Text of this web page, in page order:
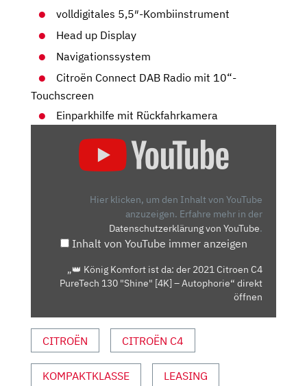
volldigitales 5,5″-Kombiinstrument
Head up Display
Navigationssystem
Citroën Connect DAB Radio mit 10“-
Touchscreen
Einparkhilfe mit Rückfahrkamera
KOMFORT
CITROEN
PURETECH
[4K]
AUTOPHORIE“
VON
Hier klicken, um den Inhalt von YouTube
anzuzeigen. Erfahre mehr in der
Datenschutzerklärung von YouTube.
Inhalt von YouTube immer anzeigen
„👑 König Komfort ist da: der 2021 Citroen C4
PureTech 130 "Shine" [4K] – Autophorie“ direkt
öffnen
CITROËN CITROËN C4
KOMPAKTKLASSE LEASING